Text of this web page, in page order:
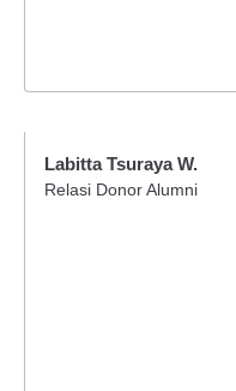
Labitta Tsuraya W.
Relasi Donor Alumni